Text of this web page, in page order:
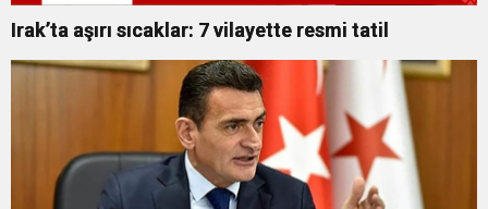
Irak’ta aşırı sıcaklar: 7 vilayette resmi tatil